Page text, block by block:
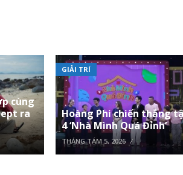
cùng
ra
GIẢI TRÍ
Hoàng Phi chiến thắng
4 ‘Nhà Mình Quá Đỉnh’
THÁNG TÁM 5, 2026